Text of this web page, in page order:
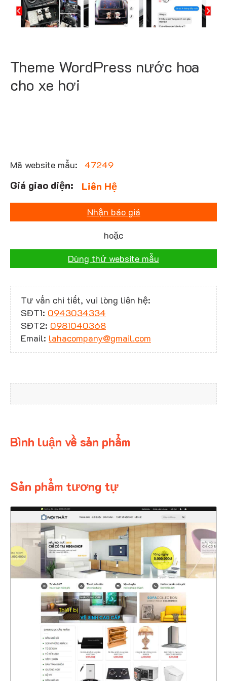
Theme WordPress nước hoa
cho xe hơi
Mã website mẫu: 47249
Liên Hệ
Nhận báo giá
hoặc
Dùng thử website mẫu
Tư vấn chi tiết, vui lòng liên hệ:
SĐT1: 0943034334
SĐT2: 0981040368
Email: lahacompany@gmail.com
Bình luận về sản phẩm
Sản phẩm tương tự
4370
CHI TIẾT